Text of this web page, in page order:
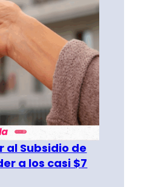
al Subsidio de
a los casi $7